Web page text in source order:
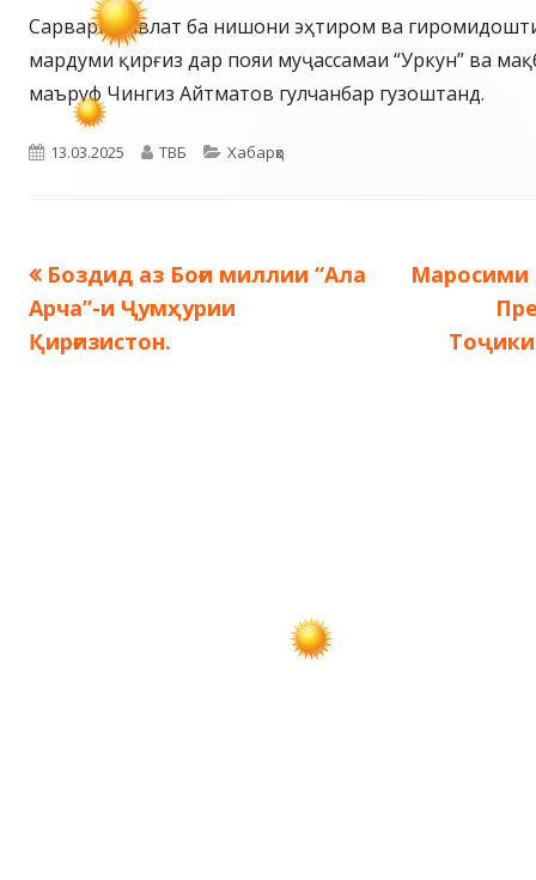
Сарвари давлат ба нишони эҳтиром ва
мардуми қирғиз дар пояи муҷассамаи “Уркун” ва
маъруф Чингиз Айтматов гулчанбар гузоштанд.
Опубликовано
13.03.2025 Автор
ТВБ Рубрики
Хабарҳо
Навигация
по
Предыдущая
запись:
Боздид аз Боғи миллии “Ала
Арча”-и Ҷумҳурии
Қирғизистон.
Маросими